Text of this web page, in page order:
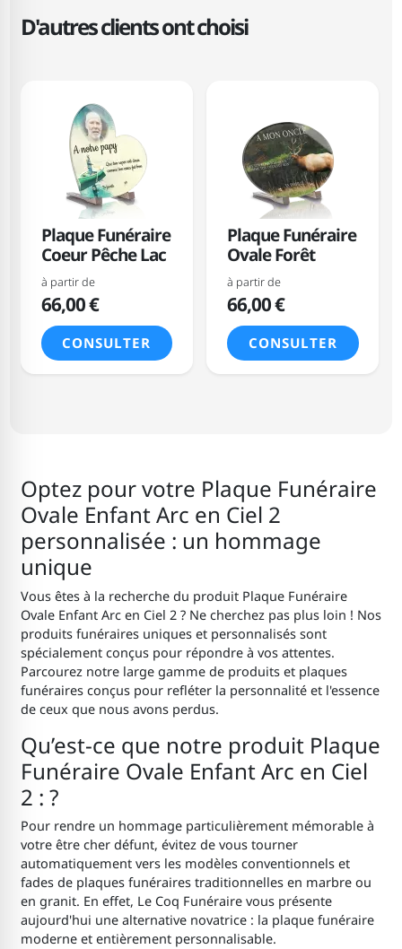
D'autres clients ont choisi
Plaque Funéraire
Coeur Pêche Lac
à partir de
66,00 €
CONSULTER
Plaque Funéraire
Ovale Forêt
à partir de
66,00 €
CONSULTER
Optez pour votre Plaque Funéraire
Ovale Enfant Arc en Ciel 2
personnalisée : un hommage
unique
Vous êtes à la recherche du produit Plaque Funéraire
Ovale Enfant Arc en Ciel 2 ? Ne cherchez pas plus loin ! Nos
produits funéraires uniques et personnalisés sont
spécialement conçus pour répondre à vos attentes.
Parcourez notre large gamme de produits et plaques
funéraires conçus pour refléter la personnalité et l'essence
de ceux que nous avons perdus.
Qu’est-ce que notre produit Plaque
Funéraire Ovale Enfant Arc en Ciel
2 : ?
Pour rendre un hommage particulièrement mémorable à
votre être cher défunt, évitez de vous tourner
automatiquement vers les modèles conventionnels et
fades de plaques funéraires traditionnelles en marbre ou
en granit. En effet, Le Coq Funéraire vous présente
aujourd'hui une alternative novatrice : la plaque funéraire
moderne et entièrement personnalisable.